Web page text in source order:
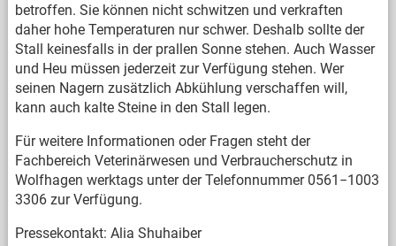
betroffen. Sie können nicht schwitzen und verkraften
daher hohe Temperaturen nur schwer. Deshalb sollte der
Stall keinesfalls in der prallen Sonne stehen. Auch Wasser
und Heu müssen jederzeit zur Verfügung stehen. Wer
seinen Nagern zusätzlich Abkühlung verschaffen will,
kann auch kalte Steine in den Stall legen.
Für weitere Informationen oder Fragen steht der
Fachbereich Veterinärwesen und Verbraucherschutz in
Wolfhagen werktags unter der Telefonnummer 0561−1003
3306 zur Verfügung.
Pressekontakt: Alia Shuhaiber